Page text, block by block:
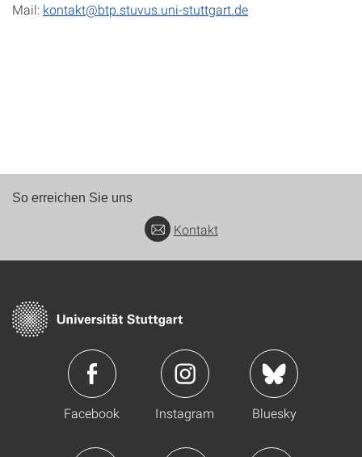
Mail: kontakt@btp.stuvus.uni-stuttgart.de
So erreichen Sie uns
Kontakt
Facebook Instagram Bluesky